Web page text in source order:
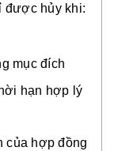
được hủy khi:
mục đích
hạn hợp lý
của hợp đồng